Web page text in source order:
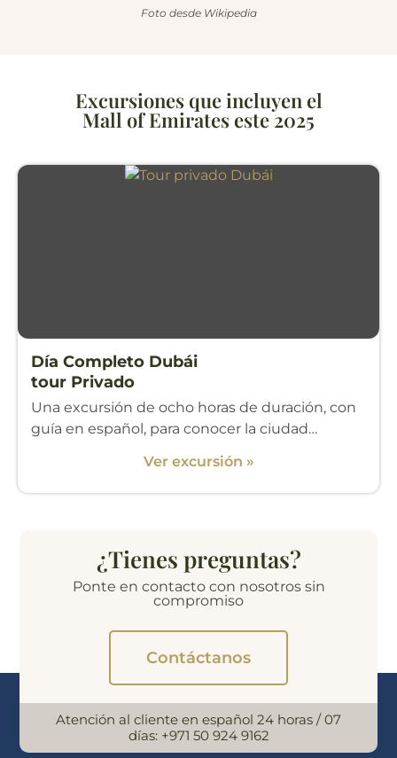
Foto desde Wikipedia
Excursiones que incluyen el
Mall of Emirates este 2025
Día Completo Dubái
tour Privado
Una excursión de ocho horas de duración, con
guía en español, para conocer la ciudad…
Ver excursión »
¿Tienes preguntas?
Ponte en contacto con nosotros sin
compromiso
Contáctanos
Atención al cliente en español 24 horas / 07
días: +971 50 924 9162